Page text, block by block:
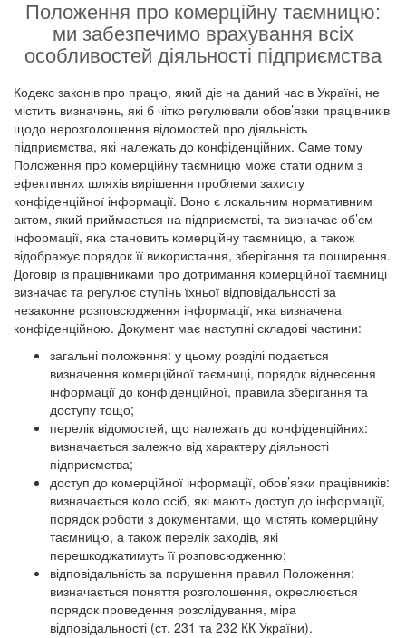
Положення про комерційну таємницю:
ми забезпечимо врахування всіх
особливостей діяльності підприємства
Кодекс законів про працю, який діє на даний час в Україні, не
містить визначень, які б чітко регулювали обов’язки працівників
щодо нерозголошення відомостей про діяльність
підприємства, які належать до конфіденційних. Саме тому
Положення про комерційну таємницю може стати одним з
ефективних шляхів вирішення проблеми захисту
конфіденційної інформації. Воно є локальним нормативним
актом, який приймається на підприємстві, та визначає об’єм
інформації, яка становить комерційну таємницю, а також
відображує порядок її використання, зберігання та поширення.
Договір із працівниками про дотримання комерційної таємниці
визначає та регулює ступінь їхньої відповідальності за
незаконне розповсюдження інформації, яка визначена
конфіденційною. Документ має наступні складові частини:
загальні положення: у цьому розділі подається
визначення комерційної таємниці, порядок віднесення
інформації до конфіденційної, правила зберігання та
доступу тощо;
перелік відомостей, що належать до конфіденційних:
визначається залежно від характеру діяльності
підприємства;
доступ до комерційної інформації, обов’язки працівників:
визначається коло осіб, які мають доступ до інформації,
порядок роботи з документами, що містять комерційну
таємницю, а також перелік заходів, які
перешкоджатимуть її розповсюдженню;
відповідальність за порушення правил Положення:
визначається поняття розголошення, окреслюється
порядок проведення розслідування, міра
відповідальності (ст. 231 та 232 КК України).